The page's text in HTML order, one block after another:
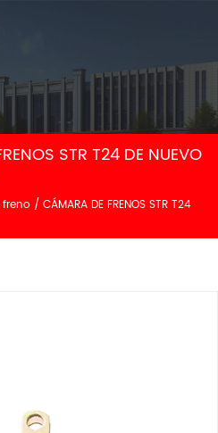
STR T24 DE NUEVO
/ CÁMARA DE FRENOS STR T24